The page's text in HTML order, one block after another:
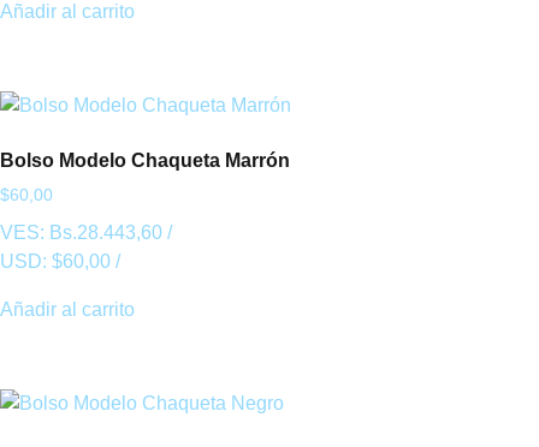
Añadir al carrito
Bolso Modelo Chaqueta Marrón
$60,00
VES: Bs.28.443,60 /
USD: $60,00 /
Añadir al carrito